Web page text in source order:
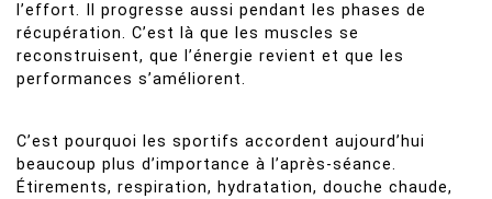
l’effort. Il progresse aussi pendant les phases de
récupération. C’est là que les muscles se
reconstruisent, que l’énergie revient et que les
performances s’améliorent.
C’est pourquoi les sportifs accordent aujourd’hui
beaucoup plus d’importance à l’après-séance.
Étirements, respiration, hydratation, douche chaude,